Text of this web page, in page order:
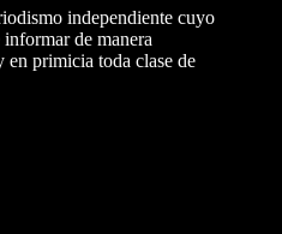
independiente cuyo
de manera
en primicia toda clase de